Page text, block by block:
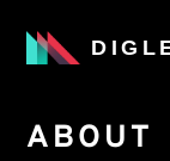
ABOUT